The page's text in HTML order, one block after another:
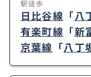
駅徒歩
日比谷線 「八
有楽町線 「新
京葉線 「八丁